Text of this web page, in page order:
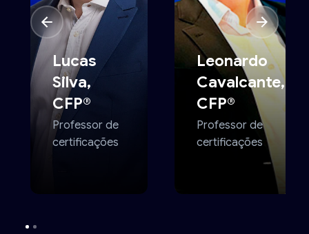
Lucas
Silva,
CFP®
Professor de
certificações
Leonardo
Cavalcante,
CFP®
Professor de
certificações